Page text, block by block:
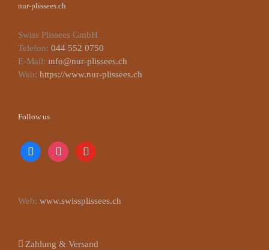
nur-plissees.ch
Swiss Plissees GmbH
Telefon: 044 552 0750
E-Mail: info@nur-plissees.ch
Web: https://www.nur-plissees.ch
Follow us
facebookinstagramyoutube
Web: www.swissplissees.ch
Zahlung & Versand